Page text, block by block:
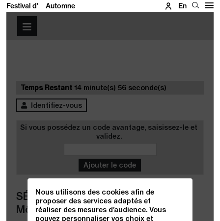
Festival d' Automne En